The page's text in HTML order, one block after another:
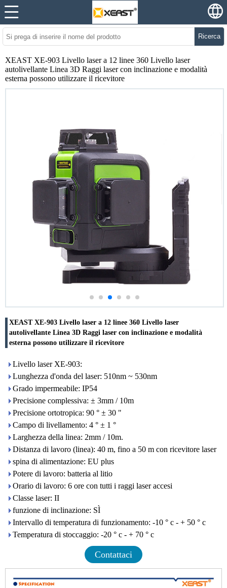
Ricerca
XEAST XE-903 Livello laser a 12 linee 360 ​​Livello laser
autolivellante Linea 3D Raggi laser con inclinazione e modalità
esterna possono utilizzare il ricevitore
XEAST XE-903 Livello laser a 12 linee 360 ​​Livello laser
autolivellante Linea 3D Raggi laser con inclinazione e modalità
esterna possono utilizzare il ricevitore
Livello laser XE-903:
Lunghezza d'onda del laser: 510nm ~ 530nm
Grado impermeabile: IP54
Precisione complessiva: ± 3mm / 10m
Precisione ortotropica: 90 ° ± 30 "
Campo di livellamento: 4 ° ± 1 °
Larghezza della linea: 2mm / 10m.
Distanza di lavoro (linea): 40 m, fino a 50 m con ricevitore laser
spina di alimentazione: EU plus
Potere di lavoro: batteria al litio
Orario di lavoro: 6 ore con tutti i raggi laser accesi
Classe laser: II
funzione di inclinazione: SÌ
Intervallo di temperatura di funzionamento: -10 ° c - + 50 ° c
Temperatura di stoccaggio: -20 ° c - + 70 ° c
Contattaci